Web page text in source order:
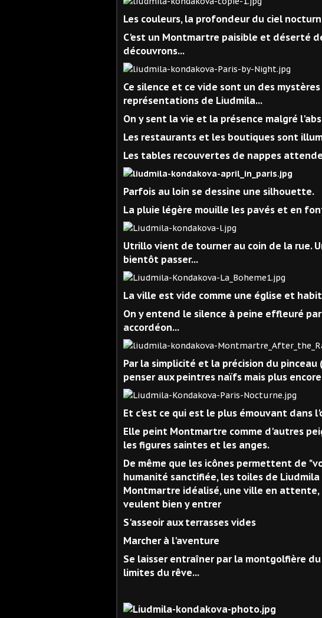
Les couleurs, la profondeur du ciel
C'est un Montmartre paisible et déserté
découvrons...
Ce silence et ce vide sont un des
représentations de Liudmila...
On y sent la vie et la présence malgré
Les restaurants et les boutiques sont
Les tables recouvertes de nappes
Parfois au loin se dessine une silhouette.
La pluie légère mouille les pavés et en
Utrillo vient de tourner au coin de la rue.
bientôt passer...
La ville est vide comme une église et
On y entend le silence à peine effleuré
accordéon...
Par la simplicité et la précision du
penser aux peintres naïfs mais plus
Et c'est ce qui est le plus émouvant dans
Elle peint Montmartre comme d'autres
les figures saintes et les anges.
De même que les icônes permettent de
humanité sanctifiée, les toiles de
Montmartre idéalisé, une ville en
veulent bien y entrer
S'asseoir aux terrasses vides
Marcher à l'aventure
Se laisser entraîner par la montgolfière du
limites du rêve...